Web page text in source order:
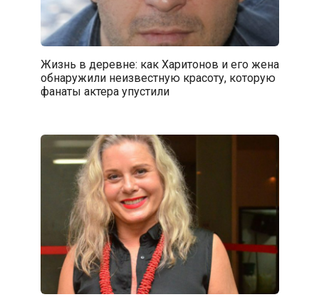
Жизнь в деревне: как Харитонов и его жена
обнаружили неизвестную красоту, которую
фанаты актера упустили